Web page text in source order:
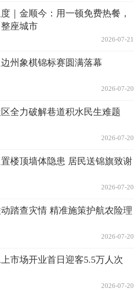
｜金顺今：用一顿免费热餐，
座城市
2026-07-21
边州象棋锦标赛圆满落幕
2026-07-20
全力破解巷道积水民生难题
2026-07-20
楼顶墙体隐患 居民送锦旗致谢
2026-07-20
踏查灾情 精准施策护航农险理
2026-07-20
市场开业首日迎客5.5万人次
2026-07-20